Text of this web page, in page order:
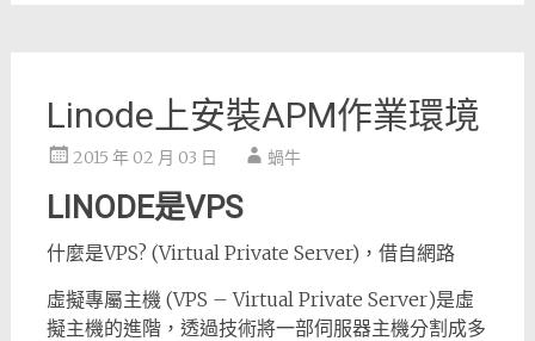
Linode上安裝APM作業環境
2015 年 02 月 03 日 蝸牛
LINODE是VPS
什麼是VPS? (Virtual Private Server)，借自網路
虛擬專屬主機 (VPS – Virtual Private Server)是虛
擬主機的進階，透過技術將一部伺服器主機分割成多